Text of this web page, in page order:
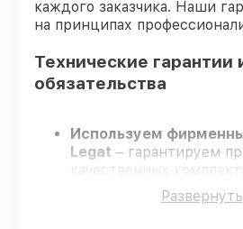
каждого заказчика. Наши
на принципах
Технические гарантии
обязательства
Используем
Legat – гарантируем
качественных
Опытные специалисты
строгий отбор, что
Развернуть